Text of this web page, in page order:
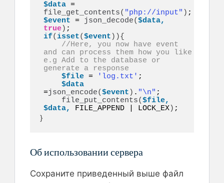
$data
file_get_contents( "php://input" )
$event = json_decode($data,
true)
if(isset($event )){
//Here, you now have event
and can process them how you like
e.g Add to the database or
generate a response
$file = 'log.txt' ;
$data
=json_encode($event ) . "\n" ;
file_put_contents($file,
$data,
FILE_APPEND | LOCK_EX) ;
}
Об использовании сервера
Сохраните приведенный выше файл